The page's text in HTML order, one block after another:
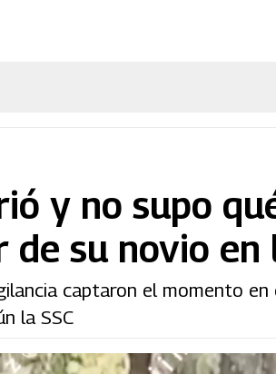
y no supo
de su novio en
captaron el momento
la SSC